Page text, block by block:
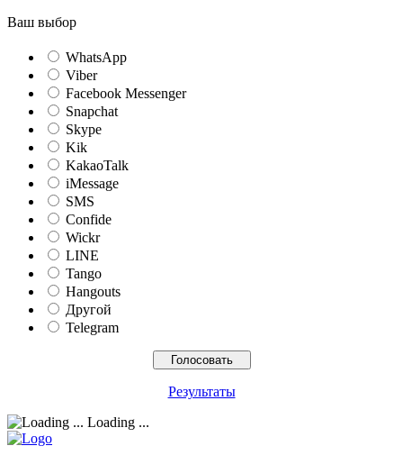
Ваш выбор
WhatsApp
Viber
Facebook Messenger
Snapchat
Skype
Kik
KakaoTalk
iMessage
SMS
Confide
Wickr
LINE
Tango
Hangouts
Другой
Telegram
Результаты
Loading ...